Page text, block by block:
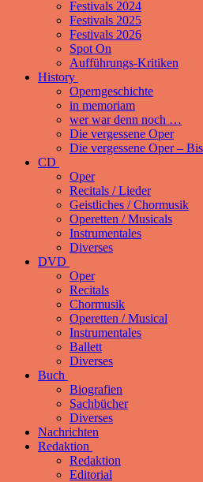
Festivals 2024
Festivals 2025
Festivals 2026
Spot On
Aufführungs-Kritiken
History
Operngeschichte
in memoriam
wer war denn noch …
Die vergessene Oper
Die vergessene Oper –
CD
Oper
Recitals / Lieder
Geistliches / Chormusik
Operetten / Musicals
Instrumentales
Diverses
DVD
Oper
Recitals
Chormusik
Operetten / Musical
Instrumentales
Ballett
Diverses
Buch
Biografien
Sachbücher
Diverses
Nachrichten
Redaktion
Redaktion
Editorial